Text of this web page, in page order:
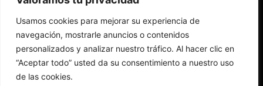
Usamos cookies para mejorar su experiencia de
navegación, mostrarle anuncios o contenidos
personalizados y analizar nuestro tráfico. Al hacer clic en
“Aceptar todo” usted da su consentimiento a nuestro uso
de las cookies.
Redes Cristianas
Una mirada alternativa sobre la Iglesia católica y la sociedad
- Colectivos de Redes Cristianas